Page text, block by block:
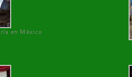
en México